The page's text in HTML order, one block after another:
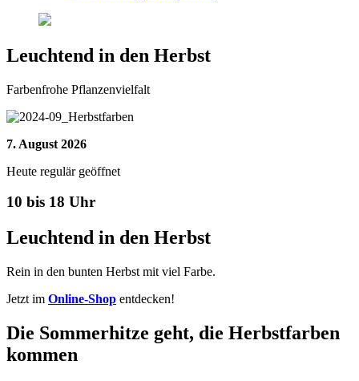
Leuchtend in den Herbst
Farbenfrohe Pflanzenvielfalt
7. August 2026
Heute regulär geöffnet
10 bis 18 Uhr
Leuchtend in den Herbst
Rein in den bunten Herbst mit viel Farbe.
Jetzt im Online-Shop entdecken!
Die Sommerhitze geht, die Herbstfarben
kommen